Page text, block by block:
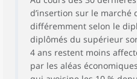
d’insertion sur le marché
différemment selon le
diplômés du supérieur
4 ans restent moins
par les aléas